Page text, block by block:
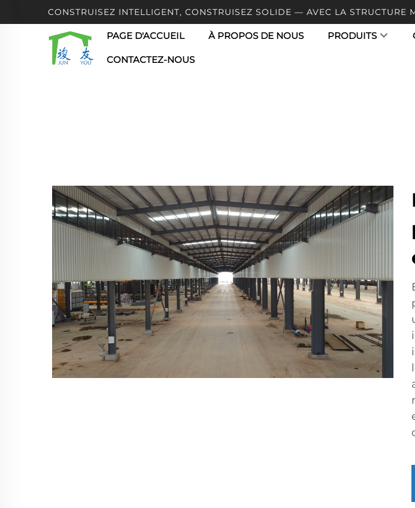
CONSTRUISEZ INTELLIGENT, CONSTRUISEZ SOLIDE — AVEC LA STRUCTURE
PAGE D'ACCUEIL À PROPOS DE NOUS PRODUITS
CONTACTEZ-NOUS